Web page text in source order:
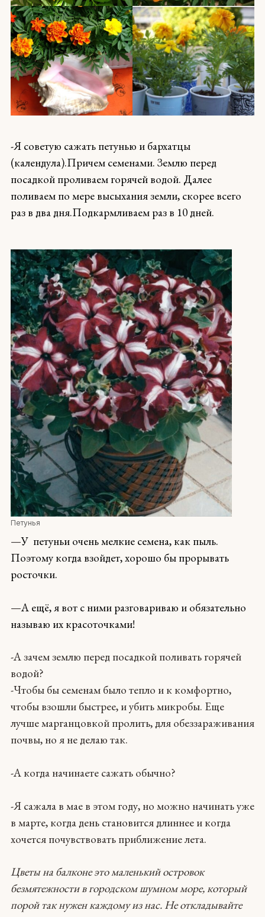
-Я советую сажать петунью и бархатцы
(календула).Причем семенами. Землю перед
посадкой проливаем горячей водой. Далее
поливаем по мере высыхания земли, скорее всего
раз в два дня.Подкармливаем раз в 10 дней.
Петунья
—У петуньи очень мелкие семена, как пыль.
Поэтому когда взойдет, хорошо бы прорывать
росточки.
—А ещё, я вот с ними разговариваю и обязательно
называю их красоточками!
-А зачем землю перед посадкой поливать горячей
водой?
-Чтобы бы семенам было тепло и к комфортно,
чтобы взошли быстрее, и убить микробы. Еще
лучше марганцовкой пролить, для обеззараживания
почвы, но я не делаю так.
-А когда начинаете сажать обычно?
-Я сажала в мае в этом году, но можно начинать уже
в марте, когда день становится длиннее и когда
хочется почувствовать приближение лета.
Цветы на балконе это маленький островок
безмятежности в городском шумном море, который
порой так нужен каждому из нас. Не откладывайте